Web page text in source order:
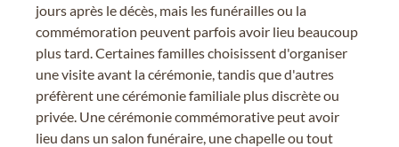
jours après le décès, mais les funérailles ou la
commémoration peuvent parfois avoir lieu beaucoup
plus tard. Certaines familles choisissent d'organiser
une visite avant la cérémonie, tandis que d'autres
préfèrent une cérémonie familiale plus discrète ou
privée. Une cérémonie commémorative peut avoir
lieu dans un salon funéraire, une chapelle ou tout